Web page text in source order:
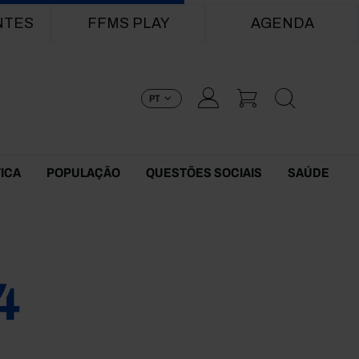
FFMS PLAY AGENDA
PT
POPULAÇÃO QUESTÕES SOCIAIS SAÚDE